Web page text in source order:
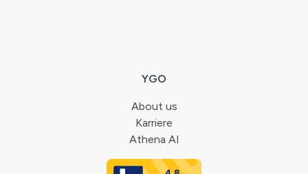
YGO
About us
Karriere
Athena AI